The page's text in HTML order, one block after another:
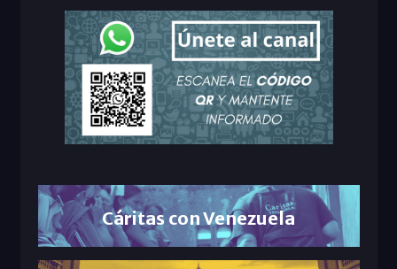
Cáritas con Venezuela